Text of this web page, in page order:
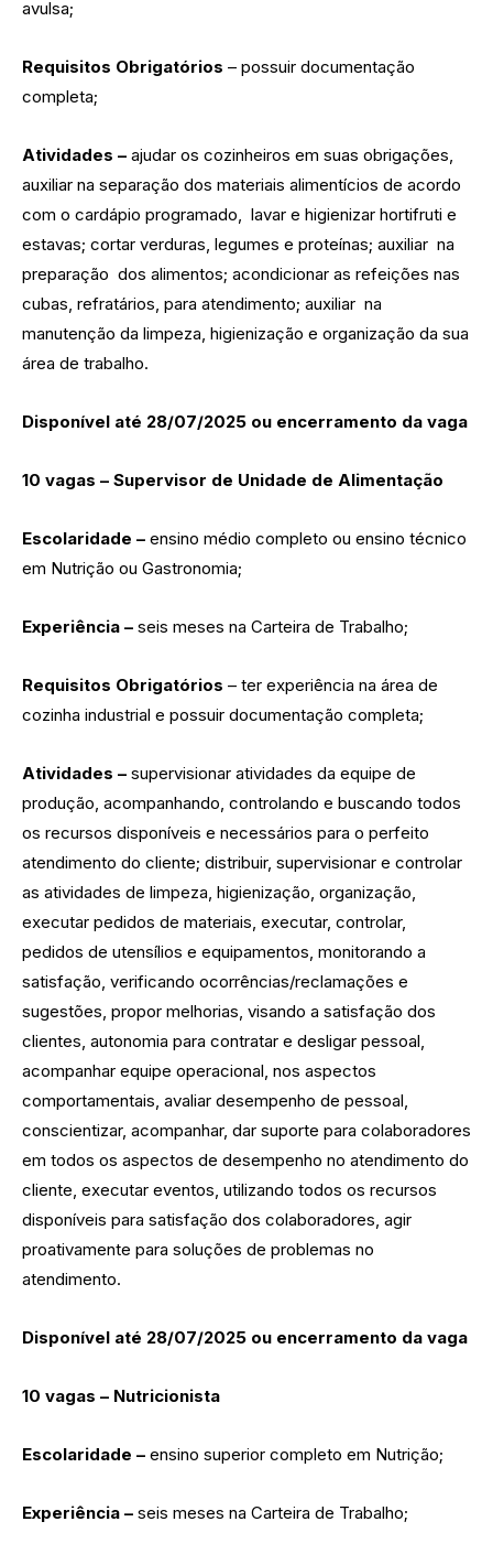
avulsa;
Requisitos Obrigatórios – possuir documentação
completa;
Atividades – ajudar os cozinheiros em suas obrigações,
auxiliar na separação dos materiais alimentícios de acordo
com o cardápio programado, lavar e higienizar hortifruti e
estavas; cortar verduras, legumes e proteínas; auxiliar na
preparação dos alimentos; acondicionar as refeições nas
cubas, refratários, para atendimento; auxiliar na
manutenção da limpeza, higienização e organização da sua
área de trabalho.
Disponível até 28/07/2025 ou encerramento da vaga
10 vagas – Supervisor de Unidade de Alimentação
Escolaridade – ensino médio completo ou ensino técnico
em Nutrição ou Gastronomia;
Experiência – seis meses na Carteira de Trabalho;
Requisitos Obrigatórios – ter experiência na área de
cozinha industrial e possuir documentação completa;
Atividades – supervisionar atividades da equipe de
produção, acompanhando, controlando e buscando todos
os recursos disponíveis e necessários para o perfeito
atendimento do cliente; distribuir, supervisionar e controlar
as atividades de limpeza, higienização, organização,
executar pedidos de materiais, executar, controlar,
pedidos de utensílios e equipamentos, monitorando a
satisfação, verificando ocorrências/reclamações e
sugestões, propor melhorias, visando a satisfação dos
clientes, autonomia para contratar e desligar pessoal,
acompanhar equipe operacional, nos aspectos
comportamentais, avaliar desempenho de pessoal,
conscientizar, acompanhar, dar suporte para colaboradores
em todos os aspectos de desempenho no atendimento do
cliente, executar eventos, utilizando todos os recursos
disponíveis para satisfação dos colaboradores, agir
proativamente para soluções de problemas no
atendimento.
Disponível até 28/07/2025 ou encerramento da vaga
10 vagas – Nutricionista
Escolaridade – ensino superior completo em Nutrição;
Experiência – seis meses na Carteira de Trabalho;